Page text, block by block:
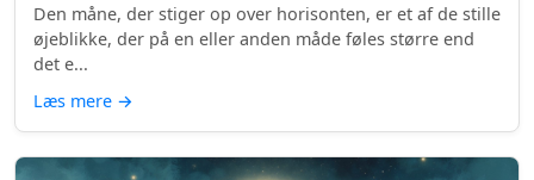
Den måne, der stiger op over horisonten, er et af de stille
øjeblikke, der på en eller anden måde føles større end
det e...
Læs mere →